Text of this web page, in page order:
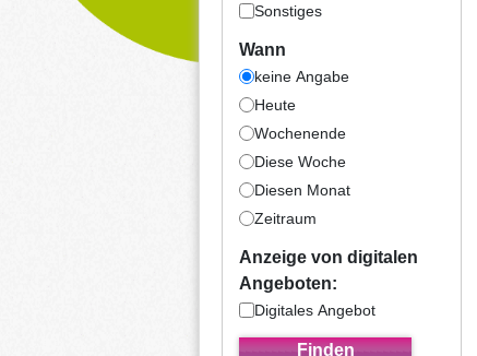
Sonstiges
Wann
keine Angabe
Heute
Wochenende
Diese Woche
Diesen Monat
Zeitraum
Anzeige von digitalen
Angeboten:
Digitales Angebot